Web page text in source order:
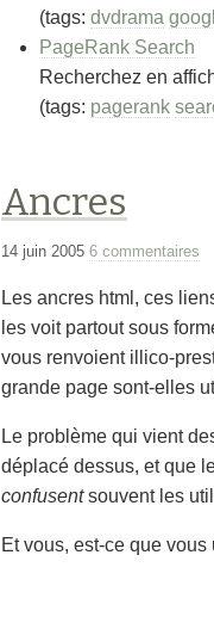
(tags: dvdrama
PageRank Search
Recherchez en
(tags: pagerank
Ancres
14 juin 2005 6 commentaires
Les ancres html, ces
les voit partout sous
vous renvoient illico-
grande page sont-elles
Le problème qui vient
déplacé dessus, et que
confusentsouvent les
Et vous, est-ce que